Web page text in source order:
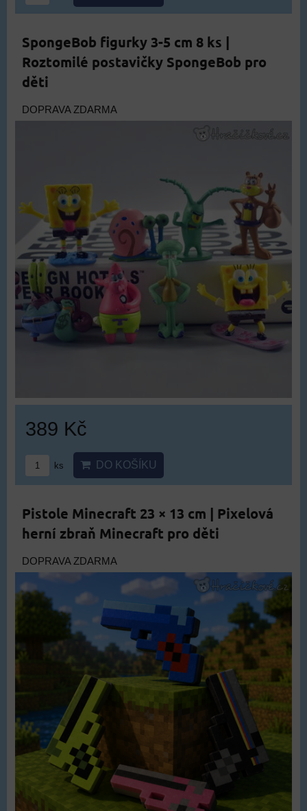
SpongeBob figurky 3-5 cm 8 ks |
Roztomilé postavičky SpongeBob pro
děti
DOPRAVA ZDARMA
389 Kč
ks DO KOŠÍKU
Pistole Minecraft 23 × 13 cm | Pixelová
herní zbraň Minecraft pro děti
DOPRAVA ZDARMA